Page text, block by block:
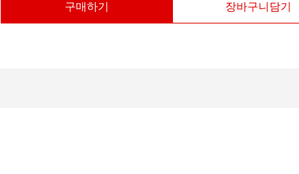
구매하기 장바구니담기